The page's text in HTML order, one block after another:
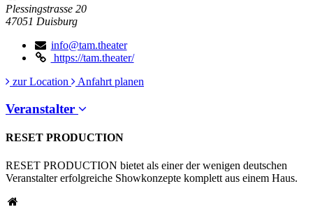
Plessingstrasse 20
47051 Duisburg
info@tam.theater
https://tam.theater/
zur Location
Anfahrt planen
Veranstalter
RESET PRODUCTION
RESET PRODUCTION bietet als einer der wenigen deutschen
Veranstalter erfolgreiche Showkonzepte komplett aus einem Haus.